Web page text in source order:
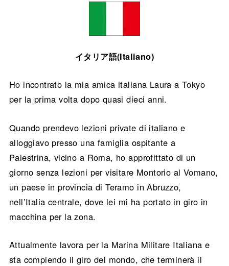
イタリア語(Italiano)
Ho incontrato la mia amica italiana Laura a Tokyo
per la prima volta dopo quasi dieci anni.
Quando prendevo lezioni private di italiano e
alloggiavo presso una famiglia ospitante a
Palestrina, vicino a Roma, ho approfittato di un
giorno senza lezioni per visitare Montorio al Vomano,
un paese in provincia di Teramo in Abruzzo,
nell’Italia centrale, dove lei mi ha portato in giro in
macchina per la zona.
Attualmente lavora per la Marina Militare Italiana e
sta compiendo il giro del mondo, che terminerà il